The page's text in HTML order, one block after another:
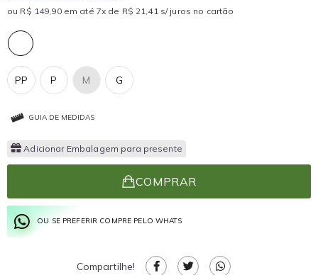
ou R$ 149,90 em até 7x de R$ 21,41 s/ juros no cartão
G
M
P
PP
GUIA DE MEDIDAS
Adicionar Embalagem para presente
COMPRAR
OU SE PREFERIR COMPRE PELO WHATS
Compartilhe!